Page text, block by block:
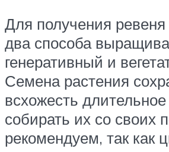
Для получения
два способа
генеративный и
Семена растения
всхожесть
собирать их со своих
рекомендуем, так как